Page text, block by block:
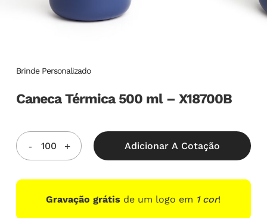
Brinde Personalizado
Caneca Térmica 500 ml – X18700B
Adicionar A Cotação
Gravação grátis de um logo em 1 cor!